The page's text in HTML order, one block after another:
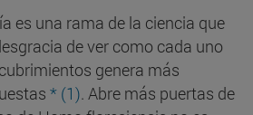
es una rama de la ciencia que
de ver como cada uno
genera más
* (1). Abre más puertas de